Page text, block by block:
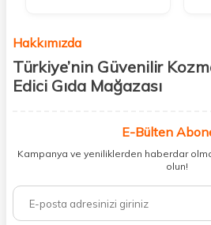
Hakkımızda
Türkiye’nin Güvenilir
Edici Gıda Mağazası
kişisel bakım hem de takviye edici gıda
buluşturuyoruz. Artık mağaza mağaza
ihtiyacınız olan her şeyi tek bir çatı
%100 orijinal kozmetik ve sağlık
vücudunuzu desteklemek için güvenilir
E-Bülten
Kampanya ve yeniliklerden haberdar
olun!